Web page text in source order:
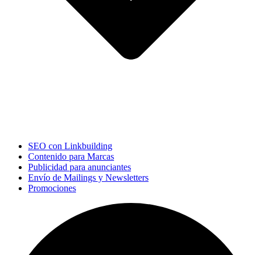
SEO con Linkbuilding
Contenido para Marcas
Publicidad para anunciantes
Envío de Mailings y Newsletters
Promociones